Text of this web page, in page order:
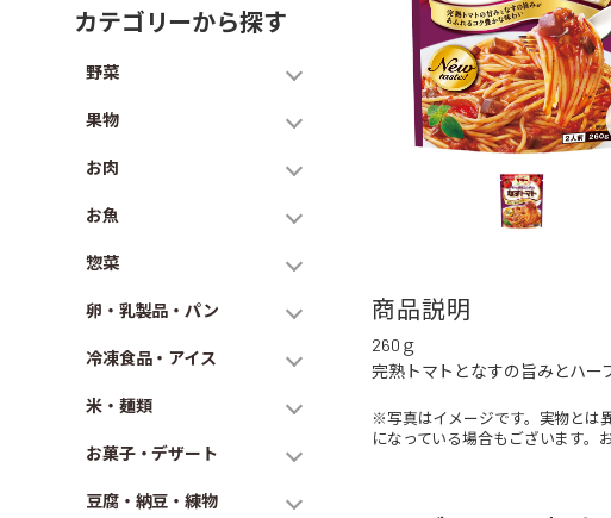
カテゴリーから探す
野菜
果物
お肉
お魚
惣菜
卵・乳製品・パン
冷凍食品・アイス
米・麺類
お菓子・デザート
豆腐・納豆・練物
商品説明
260ｇ
完熟トマトとなすの旨みとハー
※写真はイメージです。実物とは
になっている場合もございます。